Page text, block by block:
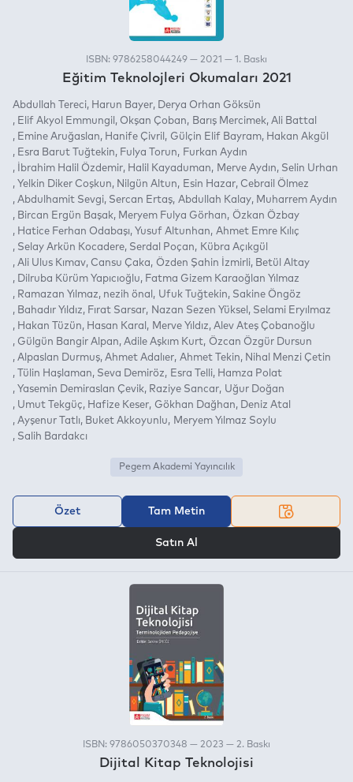
ISBN: 9786258044249 — 2021 — 1. Baskı
Eğitim Teknolojleri Okumaları 2021
Abdullah Tereci Harun Bayer
Derya Orhan Göksün
Elif Akyol Emmungil
Okşan Çoban Barış Mercimek Ali Battal
Emine Aruğaslan
Hanife Çivril Gülçin Elif Bayram
Hakan Akgül
Esra Barut Tuğtekin
Fulya Torun
Furkan Aydın
İbrahim Halil Özdemir
Halil Kayaduman Merve Aydın
Selin Urhan
Yelkin Diker Coşkun
Nilgün Altun Esin Hazar Cebrail Ölmez
Abdulhamit Sevgi Sercan Ertaş Abdullah Kalay
Muharrem Aydın
Bircan Ergün Başak
Meryem Fulya Görhan
Özkan Özbay
Hatice Ferhan Odabaşı
Yusuf Altunhan
Ahmet Emre Kılıç
Selay Arkün Kocadere Serdal Poçan
Kübra Açıkgül
Ali Ulus Kımav Cansu Çaka Özden Şahin İzmirli
Betül Altay
Dilruba Kürüm Yapıcıoğlu
Fatma Gizem Karaoğlan Yılmaz
Ramazan Yılmaz
nezih önal Ufuk Tuğtekin
Sakine Öngöz
Bahadır Yıldız
Fırat Sarsar Nazan Sezen Yüksel
Selami Eryılmaz
Hakan Tüzün
Hasan Karal Merve Yıldız Alev Ateş Çobanoğlu
Gülgün Bangir Alpan Adile Aşkım Kurt
Özcan Özgür Dursun
Alpaslan Durmuş Ahmet Adalıer Ahmet Tekin
Nihal Menzi Çetin
Tülin Haşlaman
Seva Demiröz Esra Telli
Hamza Polat
Yasemin Demiraslan Çevik
Raziye Sancar
Uğur Doğan
Umut Tekgüç
Hafize Keser Gökhan Dağhan
Deniz Atal
Ayşenur Tatlı
Buket Akkoyunlu
Meryem Yılmaz Soylu
Salih Bardakcı
Pegem Akademi Yayıncılık
Özet Tam Metin
Satın Al
ISBN: 9786050370348 — 2023 — 2. Baskı
Dijital Kitap Teknolojisi